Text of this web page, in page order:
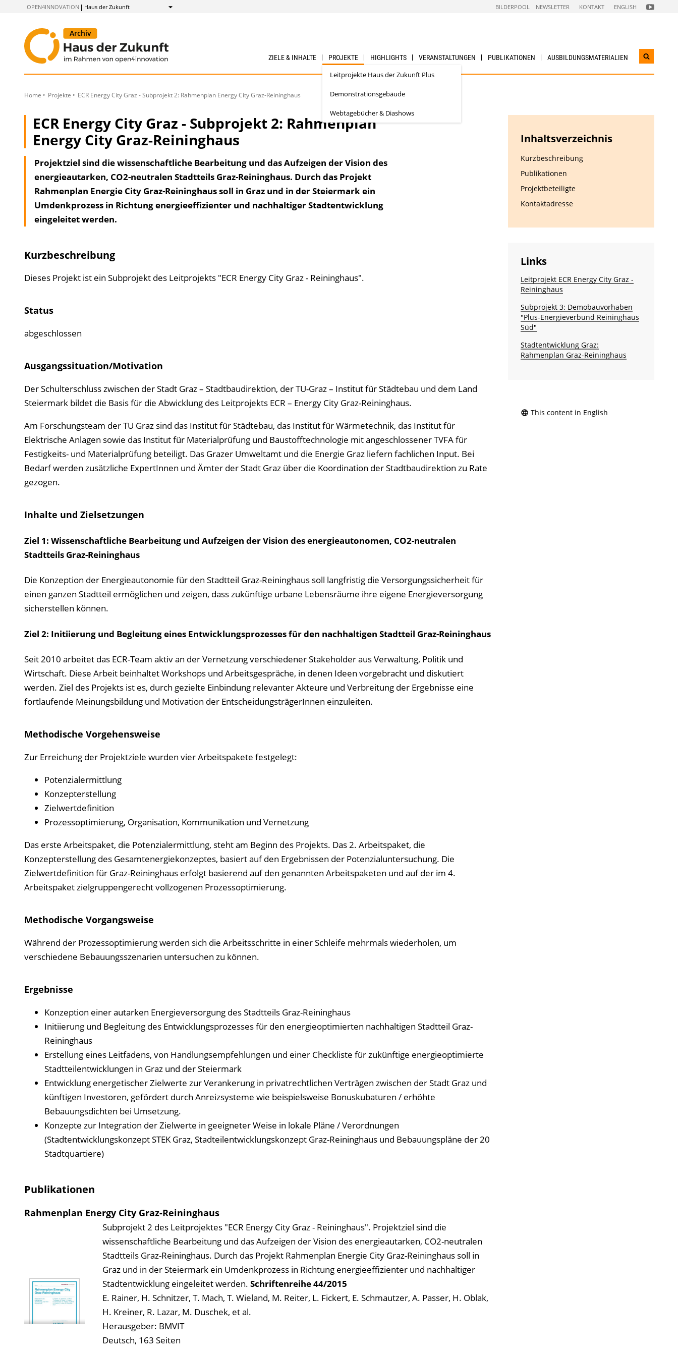
OPEN4INNOVATION Haus der Zukunft
Anzeigen
BILDERPOOL NEWSLETTER KONTAKT ENGLISH FOLGEN
SIE
ZIELE & INHALTE PROJEKTE
Leitprojekte Haus der Zukunft Plus
Demonstrationsgebäude
Webtagebücher & Diashows
HIGHLIGHTS VERANSTALTUNGEN PUBLIKATIONEN AUSBILDUNGS­MATERIALIEN
Home Projekte ECR Energy City Graz - Subprojekt 2: Rahmenplan Energy City Graz-Reininghaus
ECR Energy City Graz - Subprojekt 2: Rahmenplan
Energy City Graz-Reininghaus
Projektziel sind die wissenschaftliche Bearbeitung und das Aufzeigen der Vision des
energieautarken, CO2-neutralen Stadtteils Graz-Reininghaus. Durch das Projekt
Rahmenplan Energie City Graz-Reininghaus soll in Graz und in der Steiermark ein
Umdenkprozess in Richtung energieeffizienter und nachhaltiger Stadtentwicklung
eingeleitet werden.
Kurzbeschreibung
Dieses Projekt ist ein Subprojekt des Leitprojekts "ECR Energy City Graz - Reininghaus".
Status
abgeschlossen
Ausgangssituation/Motivation
Der Schulterschluss zwischen der Stadt Graz – Stadtbaudirektion, der TU-Graz – Institut für Städtebau und dem Land
Steiermark bildet die Basis für die Abwicklung des Leitprojekts ECR – Energy City Graz-Reininghaus.
Am Forschungsteam der TU Graz sind das Institut für Städtebau, das Institut für Wärmetechnik, das Institut für
Elektrische Anlagen sowie das Institut für Materialprüfung und Baustofftechnologie mit angeschlossener TVFA für
Festigkeits- und Materialprüfung beteiligt. Das Grazer Umweltamt und die Energie Graz liefern fachlichen Input. Bei
Bedarf werden zusätzliche ExpertInnen und Ämter der Stadt Graz über die Koordination der Stadtbaudirektion zu Rate
gezogen.
Inhalte und Zielsetzungen
Ziel 1: Wissenschaftliche Bearbeitung und Aufzeigen der Vision des energieautonomen, CO2-neutralen
Stadtteils Graz-Reininghaus
Die Konzeption der Energieautonomie für den Stadtteil Graz-Reininghaus soll langfristig die Versorgungssicherheit für
einen ganzen Stadtteil ermöglichen und zeigen, dass zukünftige urbane Lebensräume ihre eigene Energieversorgung
sicherstellen können.
Ziel 2: Initiierung und Begleitung eines Entwicklungsprozesses für den nachhaltigen Stadtteil Graz-Reininghaus
Seit 2010 arbeitet das ECR-Team aktiv an der Vernetzung verschiedener Stakeholder aus Verwaltung, Politik und
Wirtschaft. Diese Arbeit beinhaltet Workshops und Arbeitsgespräche, in denen Ideen vorgebracht und diskutiert
werden. Ziel des Projekts ist es, durch gezielte Einbindung relevanter Akteure und Verbreitung der Ergebnisse eine
fortlaufende Meinungsbildung und Motivation der EntscheidungsträgerInnen einzuleiten.
Methodische Vorgehensweise
Zur Erreichung der Projektziele wurden vier Arbeitspakete festgelegt:
Potenzialermittlung
Konzepterstellung
Zielwertdefinition
Prozessoptimierung, Organisation, Kommunikation und Vernetzung
Das erste Arbeitspaket, die Potenzialermittlung, steht am Beginn des Projekts. Das 2. Arbeitspaket, die
Konzepterstellung des Gesamtenergiekonzeptes, basiert auf den Ergebnissen der Potenzialuntersuchung. Die
Zielwertdefinition für Graz-Reininghaus erfolgt basierend auf den genannten Arbeitspaketen und auf der im 4.
Arbeitspaket zielgruppengerecht vollzogenen Prozessoptimierung.
Methodische Vorgangsweise
Während der Prozessoptimierung werden sich die Arbeitsschritte in einer Schleife mehrmals wiederholen, um
verschiedene Bebauungsszenarien untersuchen zu können.
Ergebnisse
Konzeption einer autarken Energieversorgung des Stadtteils Graz-Reininghaus
Initiierung und Begleitung des Entwicklungsprozesses für den energieoptimierten nachhaltigen Stadtteil Graz-
Reininghaus
Erstellung eines Leitfadens, von Handlungsempfehlungen und einer Checkliste für zukünftige energieoptimierte
Stadtteilentwicklungen in Graz und der Steiermark
Entwicklung energetischer Zielwerte zur Verankerung in privatrechtlichen Verträgen zwischen der Stadt Graz und
künftigen Investoren, gefördert durch Anreizsysteme wie beispielsweise Bonuskubaturen / erhöhte
Bebauungsdichten bei Umsetzung.
Konzepte zur Integration der Zielwerte in geeigneter Weise in lokale Pläne / Verordnungen
(Stadtentwicklungskonzept STEK Graz, Stadteilentwicklungskonzept Graz-Reininghaus und Bebauungspläne der 20
Stadtquartiere)
Publikationen
Rahmenplan Energy City Graz-Reininghaus
Subprojekt 2 des Leitprojektes "ECR Energy City Graz - Reininghaus". Projektziel sind die
wissenschaftliche Bearbeitung und das Aufzeigen der Vision des energieautarken, CO2-neutralen
Stadtteils Graz-Reininghaus. Durch das Projekt Rahmenplan Energie City Graz-Reininghaus soll in
Graz und in der Steiermark ein Umdenkprozess in Richtung energieeffizienter und nachhaltiger
Stadtentwicklung eingeleitet werden. Schriftenreihe44/2015
E. Rainer, H. Schnitzer, T. Mach, T. Wieland, M. Reiter, L. Fickert, E. Schmautzer, A. Passer, H. Oblak,
H. Kreiner, R. Lazar, M. Duschek, et al.
Herausgeber: BMVIT
Deutsch, 163 Seiten
Inhaltsverzeichnis
Kurzbeschreibung
Publikationen
Projektbeteiligte
Kontaktadresse
Links
Leitprojekt ECR Energy City Graz -
Reininghaus
Subprojekt 3: Demobau­vorhaben
"Plus-Energie­verbund Reininghaus
Süd"
Stadtentwicklung Graz:
Rahmenplan Graz-Reininghaus
This content in English